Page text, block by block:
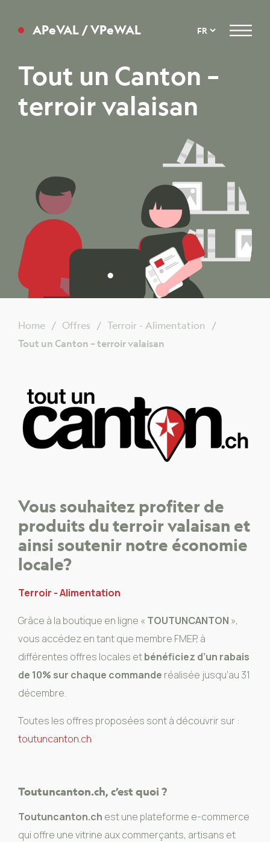
APeVAL / VPeWAL
Menu
Tout un Canton –
terroir valaisan
Home Offres
Terroir - Alimentation
Tout un Canton – terroir valaisan
Vous souhaitez profiter de
produits du terroir valaisan et
ainsi soutenir notre économie
locale?
Terroir - Alimentation
Grâce à la boutique en ligne « TOUTUNCANTON »,
vous accédez en tant que membre FMEP, à
différentes offres locales etbénéficiez d’un rabais
de 10% sur chaque commande réalisée jusqu’au 31
décembre.
Toutes les offres proposées sont à découvrir sur :
toutuncanton.ch
Toutuncanton.ch, c’est quoi ?
Toutuncanton.ch est une plateforme e-commerce
qui offre une vitrine aux commerçants, artisans et